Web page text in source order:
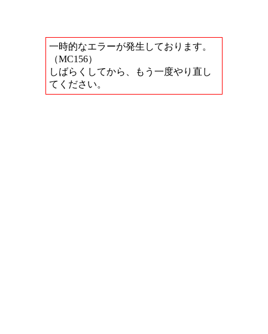
一時的なエラーが発生しております。
（MC156）
しばらくしてから、もう一度やり直し
てください。